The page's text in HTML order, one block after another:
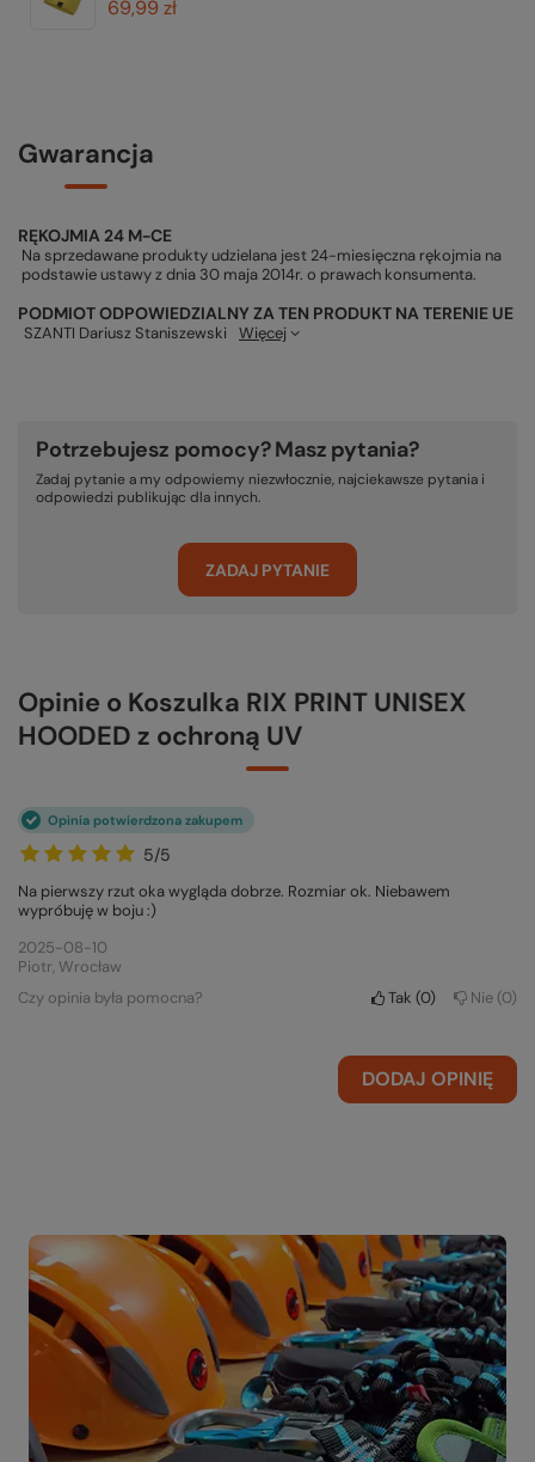
69,99 zł
Gwarancja
RĘKOJMIA 24 M-CE
Na sprzedawane produkty udzielana jest 24-miesięczna rękojmia na
podstawie ustawy z dnia 30 maja 2014r. o prawach konsumenta.
PODMIOT ODPOWIEDZIALNY ZA TEN PRODUKT NA TERENIE UE
SZANTI Dariusz Staniszewski Więcej
Potrzebujesz pomocy? Masz pytania?
Zadaj pytanie a my odpowiemy niezwłocznie, najciekawsze pytania i
odpowiedzi publikując dla innych.
ZADAJ PYTANIE
Opinie o Koszulka RIX PRINT UNISEX
HOODED z ochroną UV
5/5
Opinia potwierdzona zakupem
Na pierwszy rzut oka wygląda dobrze. Rozmiar ok. Niebawem
wypróbuję w boju :)
2025-08-10
Piotr, Wrocław
Czy opinia była pomocna?
Tak 0 Nie 0
DODAJ OPINIĘ